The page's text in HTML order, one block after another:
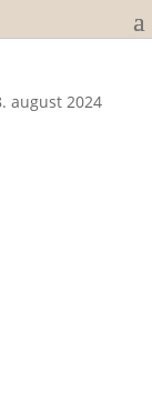
august 2024